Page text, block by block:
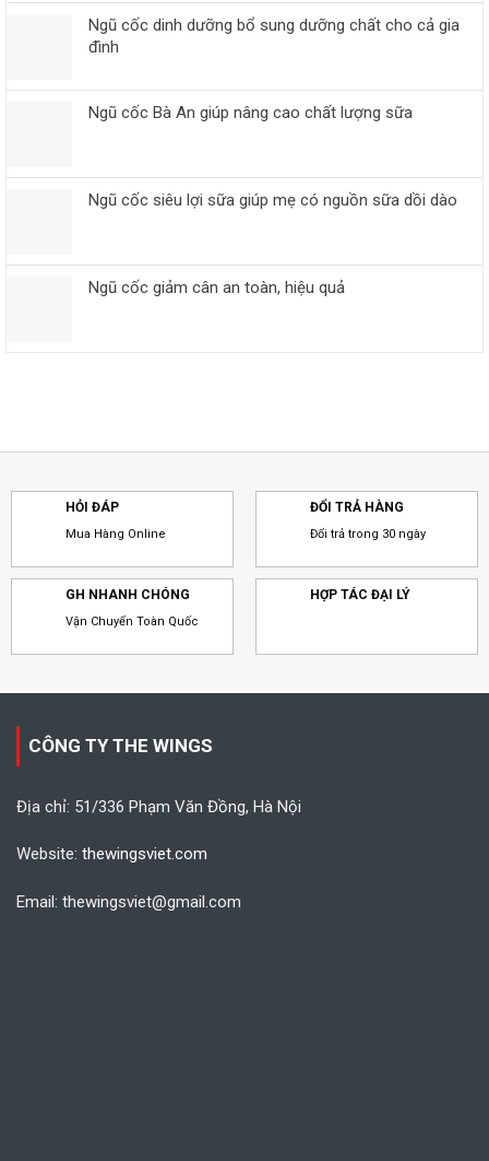
Ngũ cốc dinh dưỡng bổ sung dưỡng chất cho cả gia
đình
Ngũ cốc Bà An giúp nâng cao chất lượng sữa
Ngũ cốc siêu lợi sữa giúp mẹ có nguồn sữa dồi dào
Ngũ cốc giảm cân an toàn, hiệu quả
HỎI ĐÁP
Mua Hàng Online
ĐỔI TRẢ HÀNG
Đổi trả trong 30 ngày
GH NHANH CHÓNG
Vận Chuyển Toàn Quốc
HỢP TÁC ĐẠI LÝ
CÔNG TY THE WINGS
Địa chỉ: 51/336 Phạm Văn Đồng, Hà Nội
Website: thewingsviet.com
Email: thewingsviet@gmail.com